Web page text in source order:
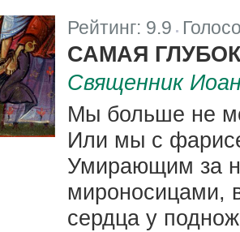
Рейтинг: 9.9
САМАЯ
Священник
Мы больше не
Или мы с
Умирающим за
мироносицами,
сердца у